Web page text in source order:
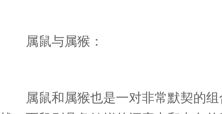
属鼠与属猴：
属鼠和属猴也是一对非常默契的组